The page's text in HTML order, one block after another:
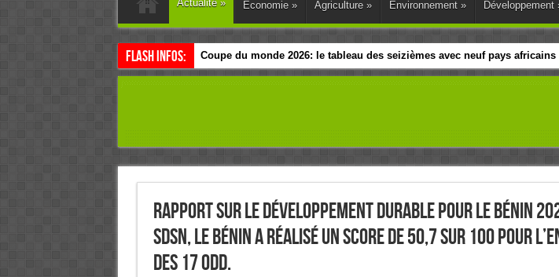
Actualité » Economie » Agriculture » Environnement » Développement
Flash Infos: Coupe du monde 2026: le tableau des seizièmes avec neuf pays
Esclavage: à Accra, l’Afrique et sa diaspora tentent de parler d’une
Rapport sur le Développement durable pour le Bénin
SDSN, le Bénin a réalisé un score de 50,7 sur 100 pour
des 17 ODD.